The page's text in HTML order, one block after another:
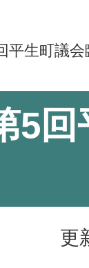
平生町議会
5
更